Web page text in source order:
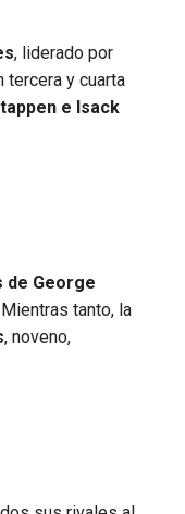
, liderado por
tercera y cuarta
e Isack
de George
tanto, la
, noveno,